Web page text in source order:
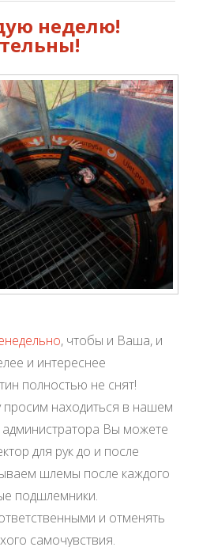
неделю!
, чтобы и Ваша, и
и интереснее
полностью не снят!
находиться в нашем
Вы можете
для рук до и после
шлемы после каждого
подшлемники.
и отменять
самочувствия.